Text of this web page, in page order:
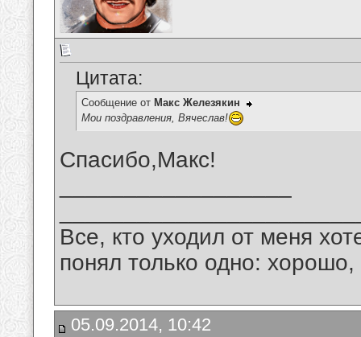
Цитата:
Сообщение от Макс Железякин
Мои поздравления, Вячеслав!
Спасибо,Макс!
Все, кто уходил от меня
понял только одно:
05.09.2014, 10:42